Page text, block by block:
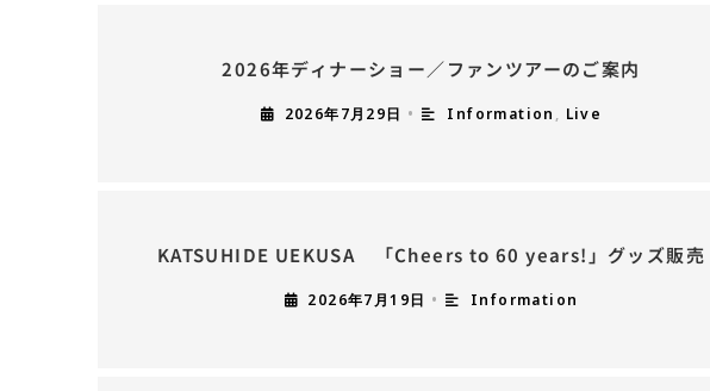
2026年ディナーショー／ファンツアーのご案内
2026年7月29日 • Information , Live
KATSUHIDE UEKUSA 「Cheers to 60 years!」グッズ販売
2026年7月19日 • Information